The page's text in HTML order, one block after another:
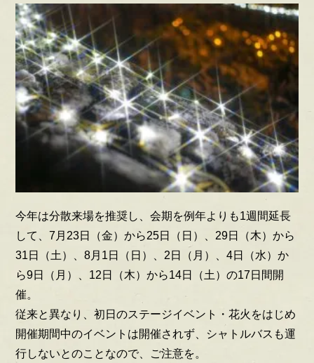
今年は分散来場を推奨し、会期を例年よりも1週間延長
して、7月23日（金）から25日（日）、29日（木）から
31日（土）、8月1日（日）、2日（月）、4日（水）か
ら9日（月）、12日（木）から14日（土）の17日間開
催。
従来と異なり、初日のステージイベント・花火をはじめ
開催期間中のイベントは開催されず、シャトルバスも運
行しないとのことなので、ご注意を。